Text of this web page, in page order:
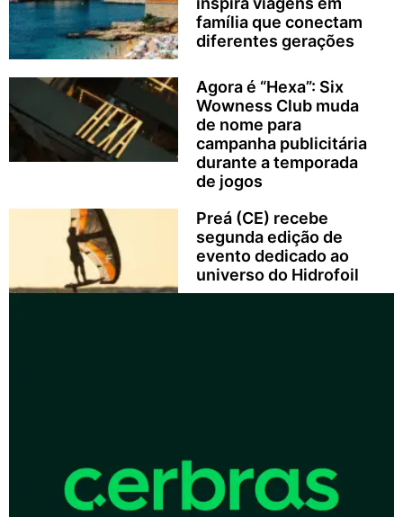
família que conectam
diferentes gerações
Agora é “Hexa”: Six
Wowness Club muda
de nome para
campanha publicitária
durante a temporada
de jogos
Preá (CE) recebe
segunda edição de
evento dedicado ao
universo do Hidrofoil